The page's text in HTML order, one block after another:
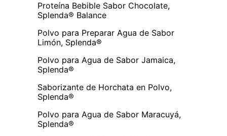
Proteína Bebible Sabor Chocolate,
Splenda® Balance
Polvo para Preparar Agua de Sabor
Limón, Splenda®
Polvo para Agua de Sabor Jamaica,
Splenda®
Saborizante de Horchata en Polvo,
Splenda®
Polvo para Agua de Sabor Maracuyá,
Splenda®